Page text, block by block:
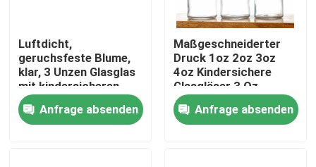
Luftdicht,
geruchsfeste Blume,
klar, 3 Unzen Glasglas
mit kindersicheren
Deckel, weißer, flacher
Deckel, glattes,
benutzerdefiniertes
Anfrage absenden
Maßgeschneiderter
Druck 1oz 2oz 3oz
4oz Kindersichere
Glasgläser 3 Oz
Glasgläser
Geradseitiges Glas
Kinderdichte Kappe Cr
Anfrage absenden